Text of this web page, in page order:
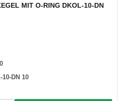
MIT O-RING DKOL-10-DN
10-DN 10